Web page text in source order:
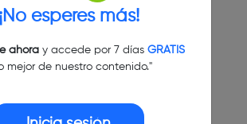
¡No esperes más!
ahoray accede por 7 días GRATIS
mejor de nuestro contenido."